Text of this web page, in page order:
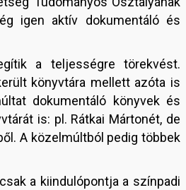
igen aktív dokumentáló és
a teljességre törekvést.
könyvtára mellett azóta is
dokumentáló könyvek és
is: pl. Rátkai Mártonét, de
A közelmúltból pedig többek
a kiindulópontja a színpadi